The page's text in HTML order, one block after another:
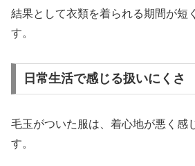
結果として衣類を着られる期間が短
す。
日常生活で感じる扱いにくさ
毛玉がついた服は、着心地が悪く感
す。